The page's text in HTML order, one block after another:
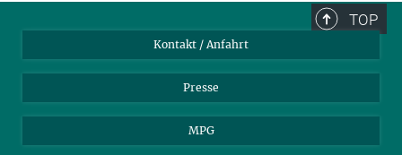
„Eine tolle neue Arbeitsumgebung“
TOP
Kontakt / Anfahrt
Presse
MPG